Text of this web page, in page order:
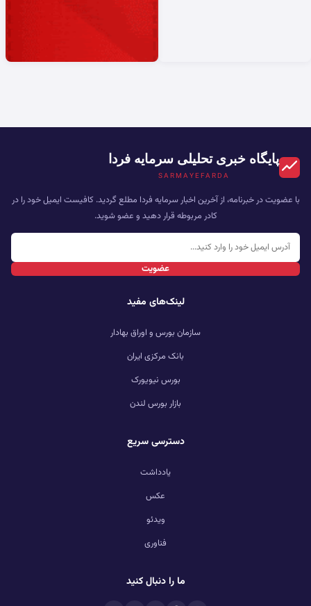
پایگاه خبری تحلیلی سرمایه فردا
SARMAYEFARDA
با عضویت در خبرنامه، از آخرین اخبار سرمایه فردا مطلع گردید. کافیست ایمیل خود را در
کادر مربوطه قرار دهید و عضو شوید.
عضویت
لینک‌های مفید
سازمان بورس و اوراق بهادار
بانک مرکزی ایران
بورس نیویورک
بازار بورس لندن
دسترسی سریع
یادداشت
عکس
ویدئو
فناوری
ما را دنبال کنید